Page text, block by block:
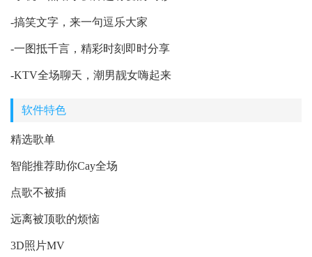
-搞笑文字，来一句逗乐大家
-一图抵千言，精彩时刻即时分享
-KTV全场聊天，潮男靓女嗨起来
软件特色
精选歌单
智能推荐助你Cay全场
点歌不被插
远离被顶歌的烦恼
3D照片MV